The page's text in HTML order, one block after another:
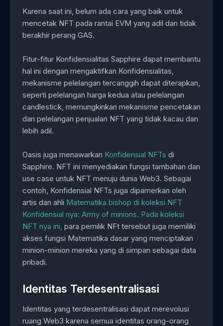
Karena saat ini, belum ada cara yang baik untuk
mencetak NFT pada rantai EVM yang adil dan tidak
berakhir perang GAS.
Fitur-fitur Konfidensialitas Sapphire dapat membantu
hal ini dengan mengaktifkan Konfidensialitas,
mekanisme pelelangan tercanggih dapat diterapkan,
seperti pelelangan harga kedua atau pelelangan
candlestick, memungkinkan mekanisme pencetakan
dan pelelangan penjualan NFT yang tidak kacau dan
lebih adil.
Oasis juga menawarkan Konfidensial NFTs di
Sapphire. NFT ini menyediakan fungsi tambahan dan
use case untuk NFT menuju dunia Web3. Sebagai
contoh, Konfidensial NFTs juga dipamerkan oleh
artis dan ahli Matematika bishop di koleksi NFT
Konfidensial nya: Army of minions. Pada koleksi
NFT nya ini, para pemilik NFt tersebut juga memiliki
akses fungsi Matematika dasar yang menciptakan
minion-minion mereka yang di simpan sebagai data
pribadi.
Identitas Terdesentralisasi
Identitas yang terdesentralisasi dapat merevolusi
ruang Web3 karena semua identitas orang-orang